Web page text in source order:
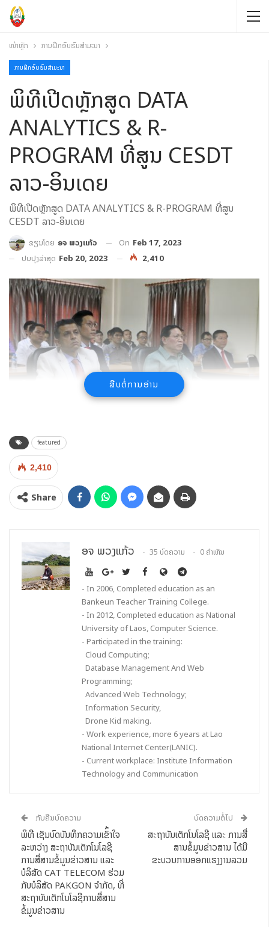
ໜ້າຫຼັກ ການຝຶກອົບຮົມສໍາມະນາ
ການຝຶກອົບຮົມສໍາມະນາ
ພິທີເປີດຫຼັກສູດ DATA
ANALYTICS & R-
PROGRAM ທີ່ສູນ CESDT
ລາວ-ອິນເດຍ
ພິທີເປີດຫຼັກສູດ DATA ANALYTICS & R-PROGRAM ທີ່ສູນ
CESDT ລາວ-ອິນເດຍ
ຂຽນໂດຍ ອຈ ພວງແກ້ວ On Feb 17, 2023
ປັບປຸງລ່າສຸດ Feb 20, 2023 2,410
ໃນເວລາ 16:30 ຂອງວັນທີ 7 ຕຸລາ 2019 ໄດ້ມີພິທີເປີດຫຼັກສູດ Data
Analytics & R-Program ທີ່ສູນພັດທະນາ ແລະ ຝຶກອົບຮົມຊອບແວ
(CESDT) ລາວ-ອິນເດຍ, ສະຖາບັນ ເຕັກໂນໂລຊີການສື່ສານຂໍ້ມູນ
ຂ່າວສານ ຜ່ານລະບົບ ກອງປະຊຸມທາງໄກ (Video Conference)
ຮ່ວມມືທາງດ້ານວິຊາການ ແລະ ເສດຖະກິດ ຂອງອິນເດຍ (Indian
Technical and Economic Cooperation Programme ຫຼື
ITEC). ໃຫ້ກຽດເຂົ້າຮ່ວມ ໂດຍ ທ່ານ ທອງໃສ ຊານໄຊຍະ ຮອງ
ລັດຖະມົນຕີ ກະຊວງໄປສະນີ ໂທລະຄົມມະນາຄົມ ແລະ ການສື່ສານ, ທ່ານ
ດິນກາ ອາຊຕານາ (Dinkar Ashthana) ເອກະອັກຄະລັດຖະທູດ
ອິນເດຍ ປະຈຳ ສ.ປ.ປ.ລາວ, ທ່ານ ສາຍຝົນ ບຸດຈັນທະລາດ ຫົວໜ້າ
ສະຖາບັນ ເຕັກໂນໂລຊີການສື່ສານຂໍ້ມູນຂ່າວສານ ພ້ອມດ້ວຍນັກຝຶກຈາກ
ພາຍໃນ ກະຊວງ ປທສ ແລະ ຈາກພາກສ່ວນອື່ນໆກໍ່ໄດ້ເຂົ້າຮ່ວມໃນພິທີ.
ຫຼັກສູດ Data Analytics & R-Program ເປັນຫຼັກສູດທີ່ຈະໄດ້
ຈັດການຮຽນການສອນຜ່ານລະບົບ ກອງປະຊຸມທາງໄກ ທີ່ສູນ CESDT
ລາວ-ອິນເດຍ ໂດຍອາຈານສອນຈາກມະຫາວິທະຍາໄລ India
Institute of Technology – Madras (IIT-M), ເຊິ່ງເປັນໜຶ່ງໃນ
ມະຫາວິທະຍາໄລຊັ້ນນຳໃນຂະແໜງການໄອທີ ຂອງປະເທດ ອິນເດຍ. ການ
ຝຶກອົບຮົມ ຈະດຳເນີນໄປເປັນເວລາທັງໝົດ 8 ອາທິດ ແລະ ພາຍຫຼັງ
ສຳເລັດຫຼັກສູດ, ນັກຝຶກຈະໄດ້ຮັບໃບຢັ້ງຢືນ ການສຳເລັດຫຼັກສູດ ຈາກ
ເຊິ່ງຄັ້ງນີ້ມີຫຼາຍກວ່າ 32 ທ່ານ ຈາກພາຍໃນ ກະຊວງ ປທສ ແລະ ພາກສ່ວນ
ອື່ນໆ ທີ່ຈະເຂົ້າຮ່ວມຝຶກໃນຫຼັກສູດ. ນີ້ເປັນຄັ້ງທຳອິດຂອງ ສູນ CESDT
ລາວ-ອິນເດຍ ທີ່ໄດ້ຮ່ວມຈັດຕັ້ງປະຕິບັດ ຫຼັກສູດ ການຮຽນການສອນ
ທາງໄກ ຫຼັງຈາກການເປີດນຳໃຊ້ສູນ ຢ່າງເປັນ ທາງການໃນທ້າຍປີທີ່ຜ່ານມາ.
ຫຼັກສູດນີ້ ເປັນໜຶ່ງໃນຫຼາຍຫຼັກສູດ ທີ່ໄດ້ຮັບການສະໜັບສະໜູນ ຈາກ
ລັດຖະບານອິນເດຍ, ເວົ້າສະເພາະແມ່ນຈາກ ກະຊວງ ການຕ່າງປະເທດ
ອິນເດຍ ໂດຍຜ່ານ ໂຄງການຮ່ວມມືທາງດ້ານວິຊາການ ແລະ ເສດຖະກິດ
ຂອງອິນເດຍ.
ສືບຕໍ່ການອ່ານ
featured
2,410
Share
ອຈ ພວງແກ້ວ 35 ບົດຄວາມ 0 ຄຳເຫັນ
- In 2006, Completed education as an
Bankeun Teacher Training College.
- In 2012, Completed education as National
University of Laos, Computer Science.
- Participated in the training:
Cloud Computing;
Database Management And Web
Programming;
Advanced Web Technology;
Information Security,
Drone Kid making.
- Work experience, more 6 years at Lao
National Internet Center(LANIC).
- Current workplace: Institute Information
Technology and Communication
ກັບຄືນບົດຄວາມ
ພິທີ ເຊັນບົດບັນທຶກຄວາມເຂົົ້າໃຈ
ລະຫວ່າງ ສະຖາບັນເຕັກໂນໂລຊີ
ການສື່ສານຂໍ້ມູນຂ່າວສານ ແລະ
ບໍລິສັດ CAT TELECOM ຮ່ວມ
ກັບບໍລິສັດ PAKGON ຈໍາກັດ, ທີ່
ສະຖາບັນເຕັກໂນໂລຊີການສື່ສານ
ຂໍ້ມູນຂ່າວສານ
ບົດຄວາມຕໍ່ໄປ
ສະຖາບັນເຕັກໂນໂລຊີ ແລະ ການສື່
ສານຂໍ້ມູນຂ່າວສານ ໄດ້ມີ
ຂະບວນການອອກແຮງງານລວມ